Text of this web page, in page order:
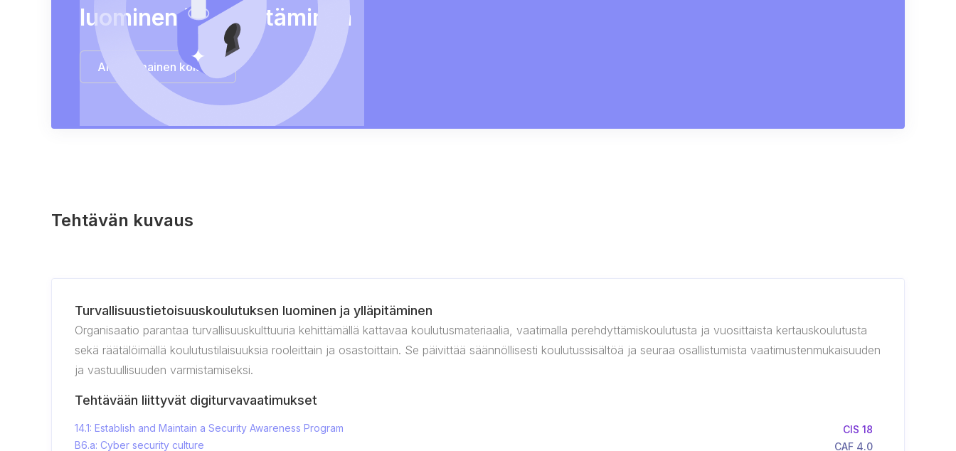
luominen ja ylläpitäminen
Aloita ilmainen kokeilu
Tehtävän kuvaus
Turvallisuustietoisuuskoulutuksen luominen ja ylläpitäminen
Organisaatio parantaa turvallisuuskulttuuria kehittämällä kattavaa koulutusmateriaalia, vaatimalla perehdyttämiskoulutusta ja vuosittaista kertauskoulutusta
sekä räätälöimällä koulutustilaisuuksia rooleittain ja osastoittain. Se päivittää säännöllisesti koulutussisältöä ja seuraa osallistumista vaatimustenmukaisuuden
ja vastuullisuuden varmistamiseksi.
Tehtävään liittyvät digiturvavaatimukset
14.1: Establish and Maintain a Security Awareness Program
CIS 18
B6.a: Cyber security culture
CAF 4.0